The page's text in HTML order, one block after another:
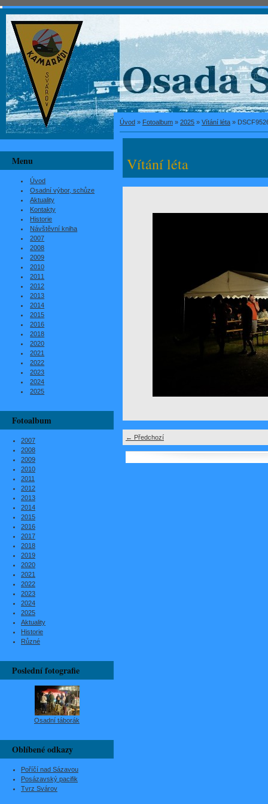
Úvod » Fotoalbum » 2025 » Vítání léta »
Vítání léta
← Předchozí
Menu
Úvod
Osadní výbor, schůze
Aktuality
Kontakty
Historie
Návštěvní kniha
2007
2008
2009
2010
2011
2012
2013
2014
2015
2016
2018
2020
2021
2022
2023
2024
2025
Fotoalbum
2007
2008
2009
2010
2011
2012
2013
2014
2015
2016
2017
2018
2019
2020
2021
2022
2023
2024
2025
Aktuality
Historie
Různé
Poslední fotografie
Osadní táborák
Oblíbené odkazy
Poříčí nad Sázavou
Posázavský pacifik
Tvrz Svárov